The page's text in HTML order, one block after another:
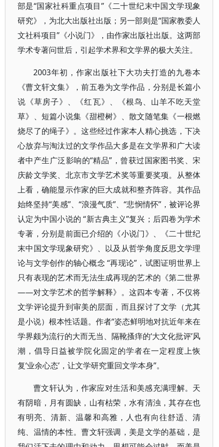
部是“国家社科重点项目”《二十世纪末中国文学现象
研究》，为北大出版社出版；另一部则是“国家教委人
文社科项目”《小说门》，由作家出版社出版。这两部
学术专著问世后，引起学术界和文学界的极大关注。
2003年初，作家出版社下大功夫打造的九卷本
《曹文轩文集》，前五卷为文学作品，分别是长篇小
说《草房子》、《红瓦》、《根鸟、山羊不吃天堂
草》、短篇小说集《甜橙树》、散文随笔集《一根燃
烧尽了的绳子》。这些经过作家本人精心挑选，下决
心放弃与淘汰过的文学作品大多是在文学界和广大读
者中产生广泛影响的“精品”，曾获过国家图书奖、宋
庆龄文学奖、北京市文学艺术奖等重要奖项。从整体
上看，确能显示作家的巨大成就和整齐阵容。其作品
始终坚持“美感”、“浪漫气质”、“悲悯情怀”，被评论界
认定为中国小说的 “新古典主义”复兴；后四卷为学术
专著，分别是前面已介绍的《小说门》、《二十世纪
末中国文学现象研究》、以及从哲学角度反思文学理
论与文学创作的轴心概念 “再现论”，试图证明世界上
只有表现的艺术而无法生成再现的艺术的《第二世界
——对文学艺术的哲学解释》。这四本专著，不仅将
文学评论提升到审美的层面，而且探讨了文学（尤其
是小说）根本性话题。作者“姿态鲜明地对抗近年来在
学界颇为流行的大而无当、隔靴搔痒的‘大文化批评’风
潮，倡导日益被学院化固定的学者在一定程度上恢
复‘业余心态’，让文学研究重回文学本身”。
曹文轩认为，作家应对生活和美感充满理解。天
有阴暗，月有圆缺，山有枯荣，水有清浊，其存在也
有明亮、清新、温馨和高雅，人也有向往舒适、清
纯、温情的本性。曹文轩强调，美是文学的基础，是